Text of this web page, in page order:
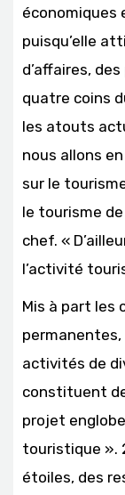
économiques
puisqu’elle
d’affaires,
quatre coins
les atouts
nous allons
sur le
le tourisme
chef. «
l’activité
Mis à part les
activités de
constituent
projet
touristique ».
étoiles, des